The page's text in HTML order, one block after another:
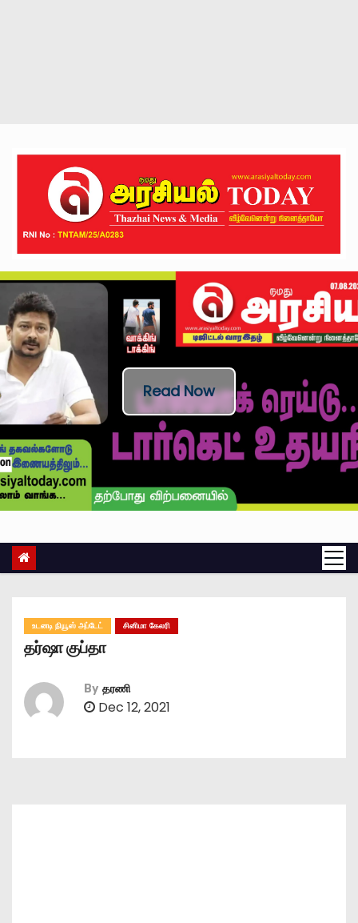
Read Now
உடனடி நியூஸ் அப்டேட் சினிமா கேலரி
தர்ஷா குப்தா
By தரணி
Dec 12, 2021